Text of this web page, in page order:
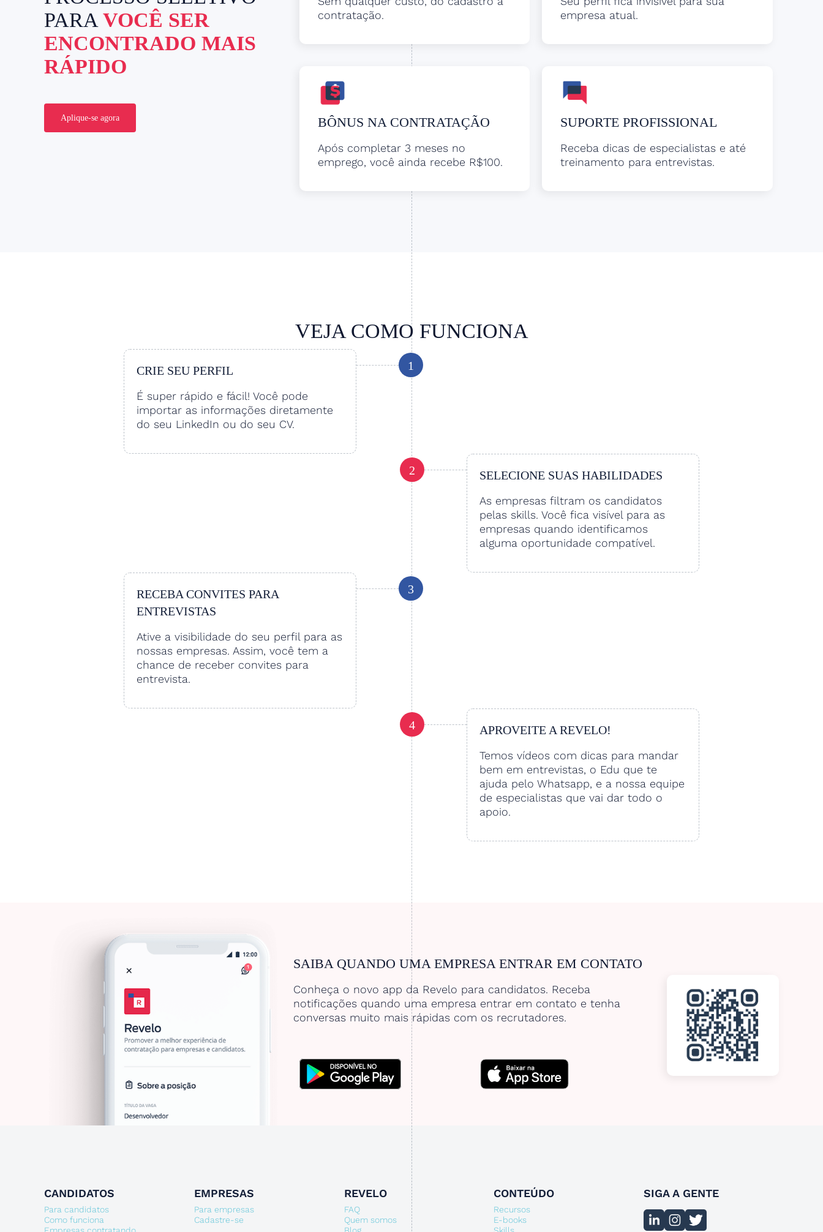
PARA VOCÊ SER
ENCONTRADO MAIS
RÁPIDO
Aplique-se agora
contratação.
empresa atual.
BÔNUS NA CONTRATAÇÃO
Após completar 3 meses no
emprego, você ainda recebe R$100.
SUPORTE PROFISSIONAL
Receba dicas de especialistas e até
treinamento para entrevistas.
VEJA COMO FUNCIONA
1
CRIE SEU PERFIL
É super rápido e fácil! Você pode
importar as informações diretamente
do seu LinkedIn ou do seu CV.
2 SELECIONE SUAS HABILIDADES
As empresas filtram os candidatos
pelas skills. Você fica visível para as
empresas quando identificamos
alguma oportunidade compatível.
3
RECEBA CONVITES PARA
ENTREVISTAS
Ative a visibilidade do seu perfil para as
nossas empresas. Assim, você tem a
chance de receber convites para
entrevista.
4 APROVEITE A REVELO!
Temos vídeos com dicas para mandar
bem em entrevistas, o Edu que te
ajuda pelo Whatsapp, e a nossa equipe
de especialistas que vai dar todo o
apoio.
SAIBA QUANDO UMA EMPRESA ENTRAR EM CONTATO
Conheça o novo app da Revelo para candidatos. Receba
notificações quando uma empresa entrar em contato e tenha
conversas muito mais rápidas com os recrutadores.
CANDIDATOS
Para candidatos
Como funciona
Empresas contratando
EMPRESAS
Para empresas
Cadastre-se
REVELO
FAQ
Quem somos
Blog
CONTEÚDO
Recursos
E-books
Skills
SIGA A GENTE